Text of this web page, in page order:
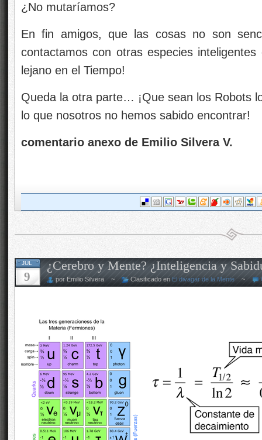
¿No mutaríamos?
En fin amigos, que las cosas no son
contactamos con otras especies
lejano en el Tiempo!
Queda la otra parte… ¡Que sean los Robots
lo que nosotros no hemos sabido encontrar!
comentario anexo de Emilio Silvera V.
JUL
9
¿Cerebro y Mente? ¿Inteligencia y
por Emilio Silvera ~ Clasificado en El divagar de la Mente ~